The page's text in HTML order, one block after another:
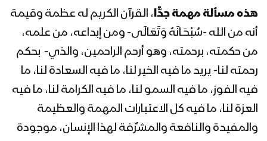
المحاضرة الرمضانية السابعة والعشرون
رمضان 1442هـ
المحاضرة الرمضانية السادسة والعشرون
رمضان 1442هـ
المحاضرة الرمضانية الخامسة والعشرون
هذه مسألة مهمة جدًّا، القرآن الكريم له عظمة وقيمة
أنه من الله -سُبْحَـانَهُ وَتَعَالَى- ومن إبداعه، من علمه،
من حكمته، برحمته، وهو أرحم الراحمين، والذي- بحكم
رحمته لنا- يريد ما فيه الخير لنا، ما فيه السعادة لنا، ما
فيه الفوز، ما فيه السمو لنا، ما فيه الكرامة لنا، ما فيه
العزة لنا، ما فيه كل الاعتبارات المهمة والعظيمة
والمفيدة والنافعة والمشرِّفة لهذا الإنسان، موجودة